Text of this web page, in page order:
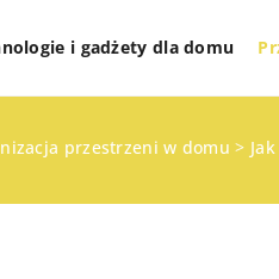
i gadżety dla domu
przestrzeni w domu >